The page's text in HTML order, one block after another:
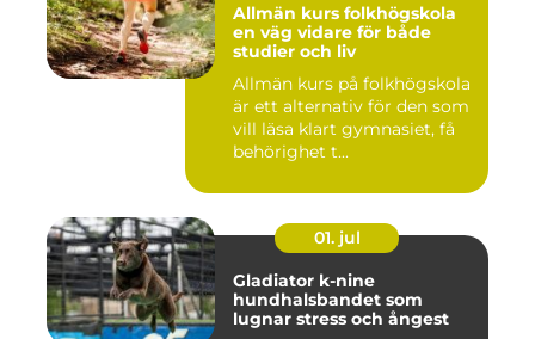
Allmän kurs folkhögskola
en väg vidare för både
studier och liv
Allmän kurs på folkhögskola
är ett alternativ för den som
vill läsa klart gymnasiet, få
behörighet t...
01. jul
Gladiator k-nine
hundhalsbandet som
lugnar stress och ångest